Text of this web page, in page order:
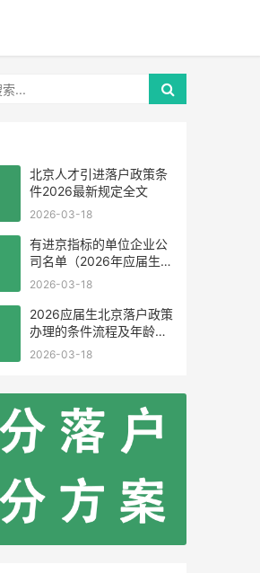
北京人才引进落户政策条
件2026最新规定全文
2026-03-18
有进京指标的单位企业公
司名单（2026年应届生留
学生）
2026-03-18
2026应届生北京落户政策
办理的条件流程及年龄限
制
2026-03-18